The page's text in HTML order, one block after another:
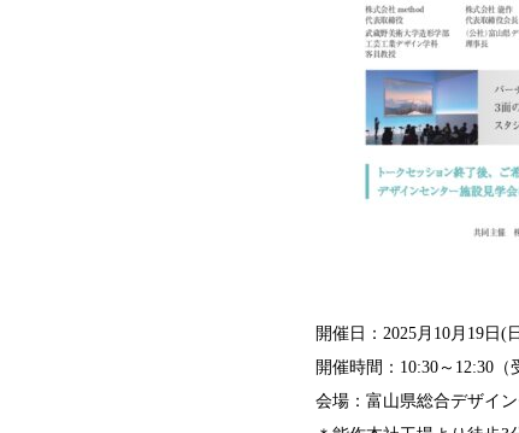
開催日：2025月10月19日(
開催時間：10:30～12:30（
会場：富山県総合デザイ